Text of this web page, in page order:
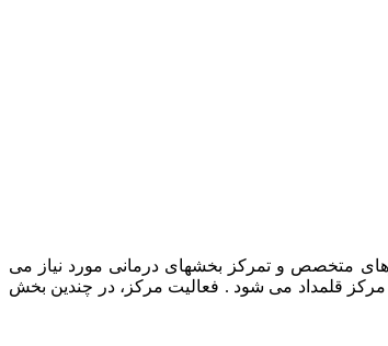
بکارگیری نیروهای متخصص و تمرکز بخشهای درمانی مورد نیاز می
مرکز قلمداد می شود . فعالیت مرکز، در چندین بخش